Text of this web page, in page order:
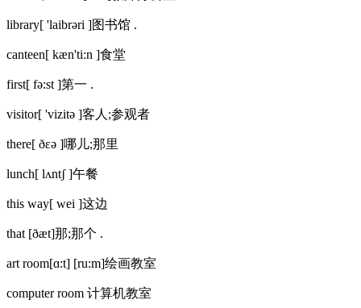
library[ 'laibrəri ]图书馆 .
canteen[ kæn'ti:n ]食堂
first[ fə:st ]第一 .
visitor[ 'vizitə ]客人;参观者
there[ ðεə ]哪儿;那里
lunch[ lʌntʃ ]午餐
this way[ wei ]这边
that [ðæt]那;那个 .
art room[ɑ:t] [ru:m]绘画教室
computer room 计算机教室